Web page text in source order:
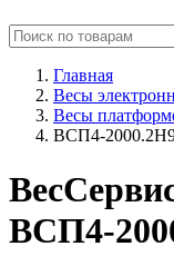
Главная
Весы
Весы
ВСП4-
ВСП4-